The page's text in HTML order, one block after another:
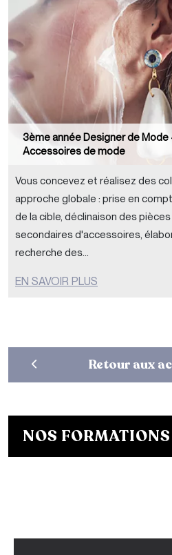
3ème année Designer de
Accessoires de mode
Vous concevez et réalisez des
approche globale : prise en
de la cible, déclinaison des
secondaires d'accessoires,
recherche des...
EN SAVOIR PLUS
Retour aux
NOS FORMATIONS
Bachelor Designer de mode